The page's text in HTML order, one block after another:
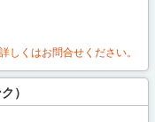
しくはお問合せください。
）